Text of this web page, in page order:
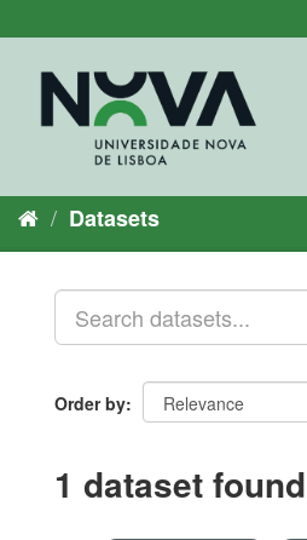
to
Datasets
Order by
1 dataset found